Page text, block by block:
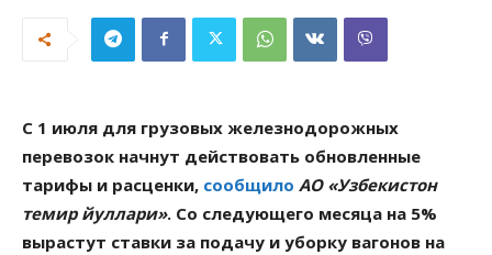
С 1 июля для грузовых железнодорожных
перевозок начнут действовать обновленные
тарифы и расценки, сообщило АО «Узбекистон
темир йуллари». Со следующего месяца на 5%
вырастут ставки за подачу и уборку вагонов на